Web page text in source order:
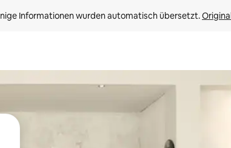
Informationen wurden automatisch übersetzt.